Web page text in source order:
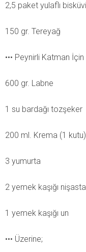
2,5 paket yulaflı bisküvi
150 gr. Tereyağ
••• Peynirli Katman İçin
600 gr. Labne
1 su bardağı tozşeker
200 ml. Krema (1 kutu)
3 yumurta
2 yemek kaşığı nişasta
1 yemek kaşığı un
••• Üzerine;